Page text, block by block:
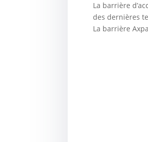
La barrière
des dernières
La barrière